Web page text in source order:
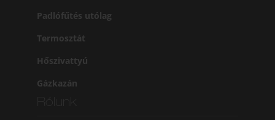
Padlófűtés utólag
Termosztát
Hőszivattyú
Gázkazán